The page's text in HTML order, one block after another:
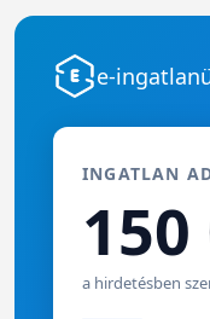
e-
INGATLAN
a hirdetésben